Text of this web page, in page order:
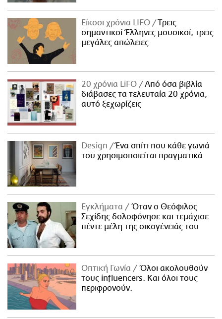
Είκοσι χρόνια LIFO
Tρεις
σημαντικοί Έλληνες μουσικοί, τρεις
μεγάλες απώλειες
20 χρόνια LiFO
Από όσα βιβλία
διάβασες τα τελευταία 20 χρόνια,
αυτό ξεχωρίζεις
Design
Ένα σπίτι που κάθε γωνιά
του χρησιμοποιείται πραγματικά
Εγκλήματα
Όταν ο Θεόφιλος
Σεχίδης δολοφόνησε και τεμάχισε
πέντε μέλη της οικογένειάς του
Οπτική Γωνία
Όλοι ακολουθούν
τους influencers. Και όλοι τους
περιφρονούν.